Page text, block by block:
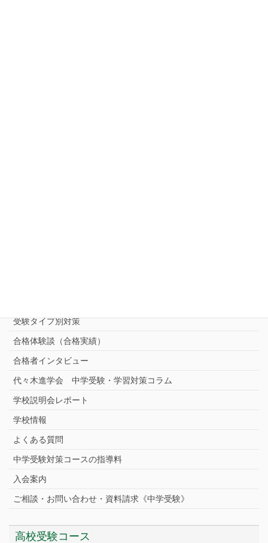
受験タイプ別対策
合格体験談（合格実績）
合格者インタビュー
代々木進学会 中学受験・学習対策コラム
学校説明会レポート
学校情報
よくある質問
中学受験対策コースの指導料
入会案内
ご相談・お問い合わせ・資料請求《中学受験》
高校受験コース